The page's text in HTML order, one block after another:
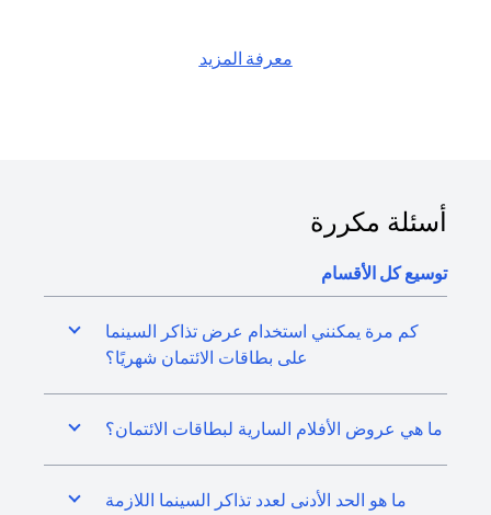
معرفة المزيد
أسئلة مكررة
توسيع كل الأقسام
كم مرة يمكنني استخدام عرض تذاكر السينما
على بطاقات الائتمان شهريًا؟
ما هي عروض الأفلام السارية لبطاقات الائتمان؟
ما هو الحد الأدنى لعدد تذاكر السينما اللازمة